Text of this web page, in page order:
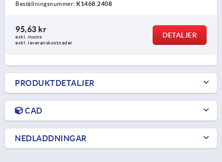
Beställningsnummer: K1468.2408
95,63 kr
exkl. moms
exkl. leveranskostnader
DETALJER
PRODUKTDETALJER
CAD
NEDLADDNINGAR